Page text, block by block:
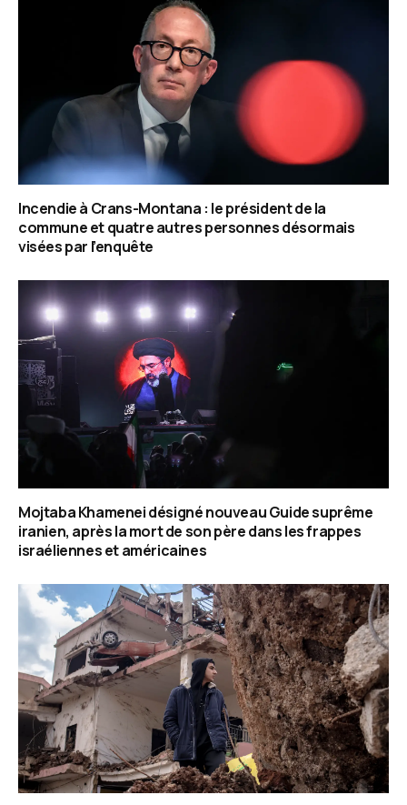
Incendie à Crans-Montana : le président de la
commune et quatre autres personnes désormais
visées par l’enquête
Mojtaba Khamenei désigné nouveau Guide suprême
iranien, après la mort de son père dans les frappes
israéliennes et américaines